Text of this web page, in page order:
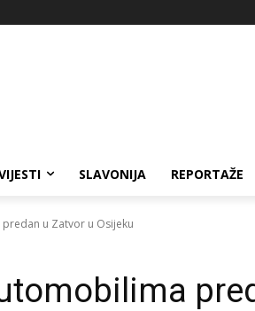
SLAVONIJA REPORTAŽE
u Zatvor u Osijeku